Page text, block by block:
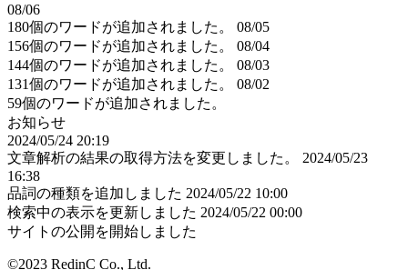
08/06
180個のワードが追加されました。
08/05
156個のワードが追加されました。
08/04
144個のワードが追加されました。
08/03
131個のワードが追加されました。
08/02
59個のワードが追加されました。
お知らせ
2024/05/24 20:19
文章解析の結果の取得方法を変更しました。
2024/05/23
16:38
品詞の種類を追加しました 2024/05/22 10:00
検索中の表示を更新しました 2024/05/22 00:00
サイトの公開を開始しました
©2023 RedinC Co., Ltd.